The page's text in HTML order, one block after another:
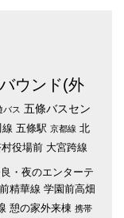
ウンド(外
バス 五條バスセン
五條駅 京都線 北
村役場前 大宮跨線
・夜のエンターテ
精華線 学園前高畑
憩の家外来棟 携帯